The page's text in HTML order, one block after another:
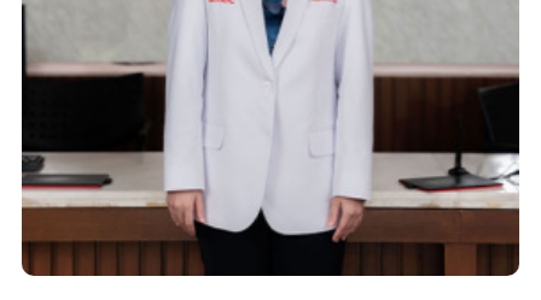
Customer Care
Cerita Pasien
Asuransi